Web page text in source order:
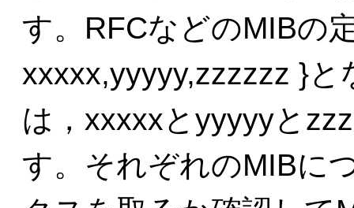
す。RFCなどのMIBの
xxxxx,yyyyy,zzzzzz }
は，xxxxxとyyyyyと
す。それぞれのMIBに